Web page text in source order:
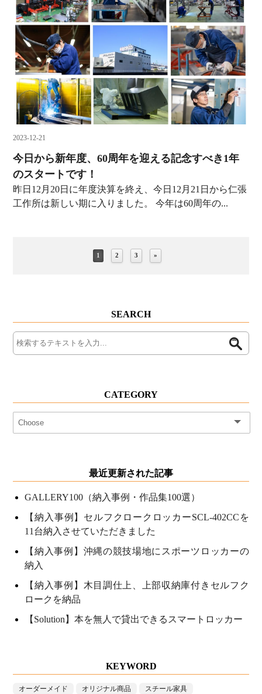
2023-12-21
今日から新年度、60周年を迎える記念すべき1年
のスタートです！
昨日12月20日に年度決算を終え、今日12月21日から仁張
工作所は新しい期に入りました。 今年は60周年の...
1 2 3 »
SEARCH
CATEGORY
最近更新された記事
GALLERY100（納入事例・作品集100選）
【納入事例】セルフクロークロッカーSCL-402CCを
11台納入させていただきました
【納入事例】沖縄の競技場地にスポーツロッカーの
納入
【納入事例】木目調仕上、上部収納庫付きセルフク
ロークを納品
【Solution】本を無人で貸出できるスマートロッカー
KEYWORD
オーダーメイド オリジナル商品
スチール家具